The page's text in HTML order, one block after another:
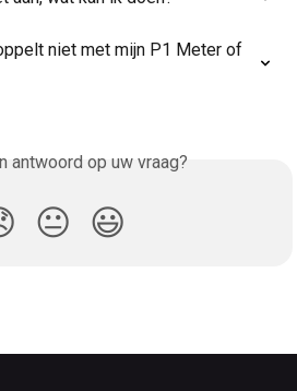
niet met mijn P1 Meter of
antwoord op uw vraag?
😐 😃